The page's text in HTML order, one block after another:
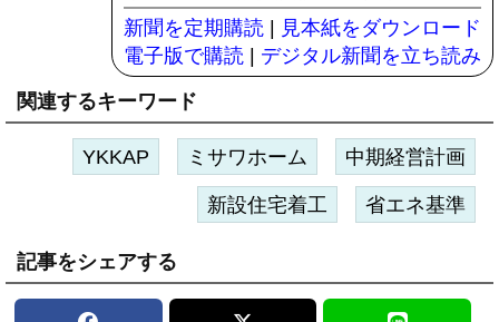
新聞を定期購読 | 見本紙をダウンロード
電子版で購読 | デジタル新聞を立ち読み
関連するキーワード
YKKAP ミサワホーム 中期経営計画
新設住宅着工 省エネ基準
記事をシェアする